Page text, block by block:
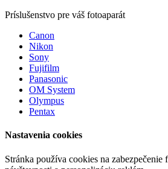
Príslušenstvo pre váš fotoaparát
Canon
Nikon
Sony
Fujifilm
Panasonic
OM System
Olympus
Pentax
Nastavenia cookies
Stránka používa cookies na zabezpečenie